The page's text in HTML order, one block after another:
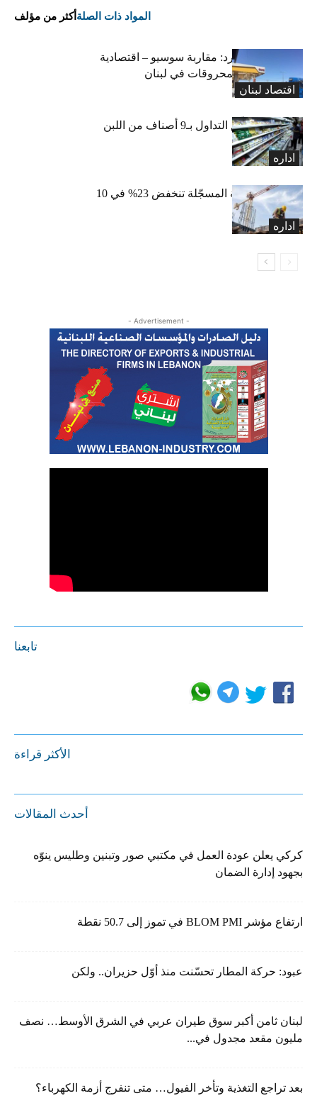
المواد ذات الصلة أكثر من مؤلف
اقتصاد لبنان
التضخم المستورد: مقاربة سوسيو – اقتصادية
لارتفاع أسعار المحروقات في لبنان
اداره
«الاقتصاد» تعلّق التداول بـ9 أصناف من اللبن
واللبنة
اداره
الرخص العقارية المسجّلة تنخفض 23% في 10
أشهر
- Advertisement -
تابعنا
الأكثر قراءة
أحدث المقالات
كركي يعلن عودة العمل في مكتبي صور وتبنين وطليس ينوّه
بجهود إدارة الضمان
ارتفاع مؤشر BLOM PMI في تموز إلى 50.7 نقطة
عبود: حركة المطار تحسّنت منذ أوّل حزيران.. ولكن
لبنان ثامن أكبر سوق طيران عربي في الشرق الأوسط… نصف
مليون مقعد مجدول في...
بعد تراجع التغذية وتأخر الفيول… متى تنفرج أزمة الكهرباء؟